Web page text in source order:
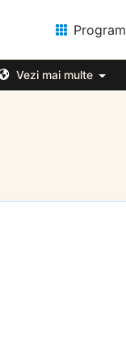
Program
Vezi mai multe